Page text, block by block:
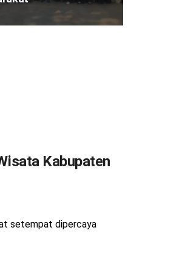
Kabupaten
setempat dipercaya